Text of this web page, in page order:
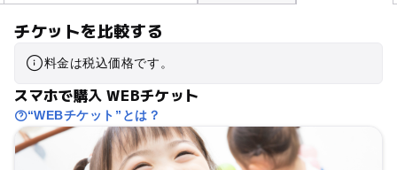
チケットを比較する
料金は税込価格です。
スマホで購入 WEBチケット
“WEBチケット”とは？